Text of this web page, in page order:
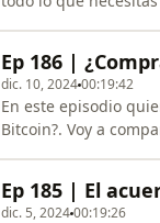
mejor opció
Ep 186 |
dic. 10, 202400:19:42
En este episodio
Bitcoin?. Voy a
importante en
Ep 185 | El
dic. 5, 202400:19:26